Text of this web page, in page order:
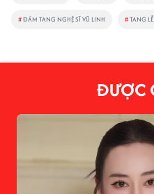
#ĐÁM TANG NGHỆ SĨ VŨ LINH #TANG
ĐƯỢC